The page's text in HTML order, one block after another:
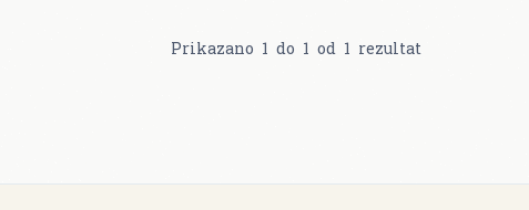
Prikazano 1 do 1 od 1 rezultat